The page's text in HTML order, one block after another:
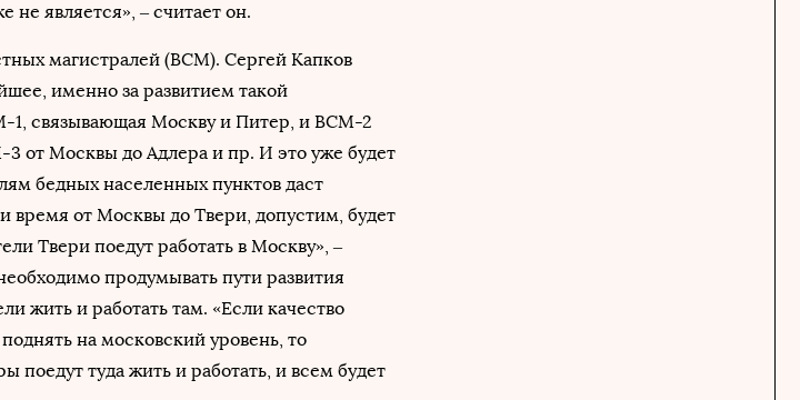
не является», – считает он.
магистралей (ВСМ). Сергей Капков
именно за развитием такой
1, связывающая Москву и Питер, и ВСМ-2
от Москвы до Адлера и пр. И это уже будет
бедных населенных пунктов даст
время от Москвы до Твери, допустим, будет
Твери поедут работать в Москву», –
продумывать пути развития
жить и работать там. «Если качество
на московский уровень, то
туда жить и работать, и всем будет